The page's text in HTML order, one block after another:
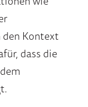
Kontext
dass die